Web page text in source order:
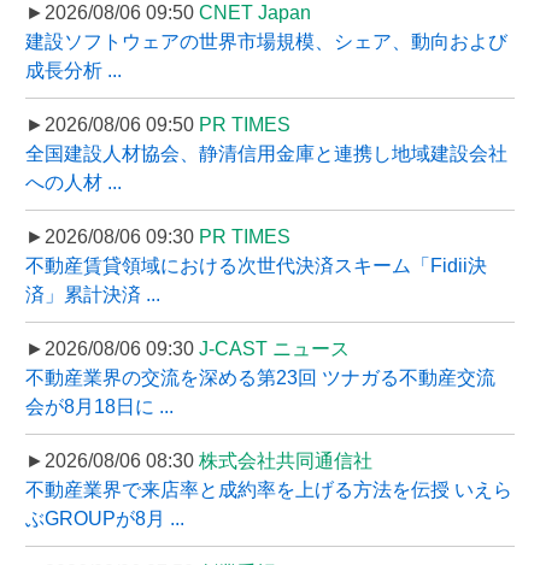
►2026/08/06 09:50 CNET Japan
建設ソフトウェアの世界市場規模、シェア、動向および
成長分析 ...
►2026/08/06 09:50 PR TIMES
全国建設人材協会、静清信用金庫と連携し地域建設会社
への人材 ...
►2026/08/06 09:30 PR TIMES
不動産賃貸領域における次世代決済スキーム「Fidii決
済」累計決済 ...
►2026/08/06 09:30 J-CAST ニュース
不動産業界の交流を深める第23回 ツナガる不動産交流
会が8月18日に ...
►2026/08/06 08:30 株式会社共同通信社
不動産業界で来店率と成約率を上げる方法を伝授 いえら
ぶGROUPが8月 ...